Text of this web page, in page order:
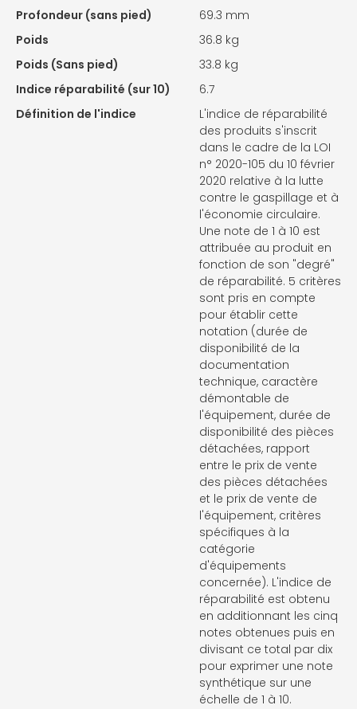
Profondeur (sans pied)
69.3 mm
Poids
36.8 kg
Poids (Sans pied)
33.8 kg
Indice réparabilité (sur 10)
6.7
Définition de l'indice
L'indice de réparabilité
des produits s'inscrit
dans le cadre de la LOI
n° 2020-105 du 10 février
2020 relative à la lutte
contre le gaspillage et à
l'économie circulaire.
Une note de 1 à 10 est
attribuée au produit en
fonction de son "degré"
de réparabilité. 5 critères
sont pris en compte
pour établir cette
notation (durée de
disponibilité de la
documentation
technique, caractère
démontable de
l'équipement, durée de
disponibilité des pièces
détachées, rapport
entre le prix de vente
des pièces détachées
et le prix de vente de
l'équipement, critères
spécifiques à la
catégorie
d'équipements
concernée). L'indice de
réparabilité est obtenu
en additionnant les cinq
notes obtenues puis en
divisant ce total par dix
pour exprimer une note
synthétique sur une
échelle de 1 à 10.